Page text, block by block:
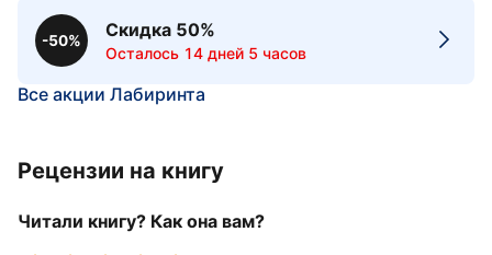
-50%
Скидка 50%
Осталось 14 дней 5 часов
Все акции Лабиринта
Рецензии на книгу
Читали книгу? Как она вам?